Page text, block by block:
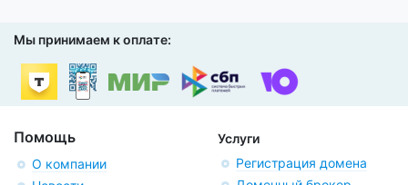
Мы принимаем к оплате:
Помощь
О компании
Услуги
Регистрация домена